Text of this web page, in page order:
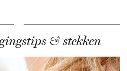
& stekken